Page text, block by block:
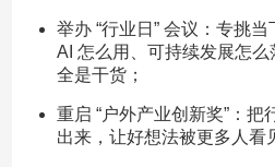
举办 “行业日” 会议：专挑
AI 怎么用、可持续发展怎么
全是干货；​
重启 “户外产业创新奖”：把
出来，让好想法被更多人看